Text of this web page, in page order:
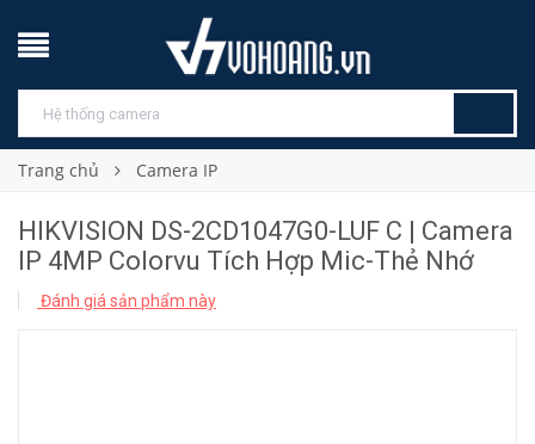
Trang chủ Camera IP
HIKVISION DS-2CD1047G0-LUF C | Camera
IP 4MP Colorvu Tích Hợp Mic-Thẻ Nhớ
Đánh giá sản phẩm này